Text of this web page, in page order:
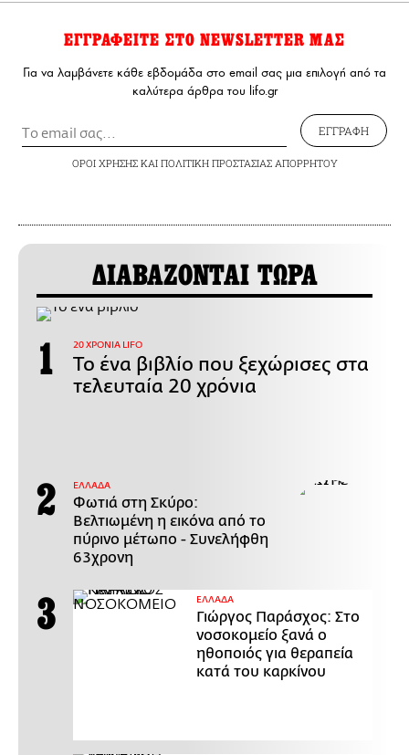
ΕΓΓΡΑΦΕΙΤΕ ΣΤΟ NEWSLETTER ΜΑΣ
Για να λαμβάνετε κάθε εβδομάδα στο email σας μια επιλογή από τα
καλύτερα άρθρα του lifo.gr
ΕΓΓΡΑΦΗ
ΟΡΟΙ ΧΡΗΣΗΣΚΑΙ ΠΟΛΙΤΙΚΗ ΠΡΟΣΤΑΣΙΑΣ ΑΠΟΡΡΗΤΟΥ
ΔΙΑΒΑΖΟΝΤΑΙ ΤΩΡΑ
20 ΧΡΟΝΙΑ LIFO
Το ένα βιβλίο που ξεχώρισες στα
τελευταία 20 χρόνια
ΕΛΛΑΔΑ
Φωτιά στη Σκύρο:
Βελτιωμένη η εικόνα από το
πύρινο μέτωπο - Συνελήφθη
63χρονη
ΕΛΛΑΔΑ
Γιώργος Παράσχος: Στο
νοσοκομείο ξανά ο
ηθοποιός για θεραπεία
κατά του καρκίνου